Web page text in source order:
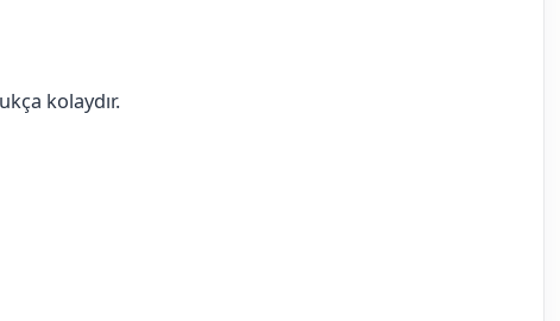
kolaydır.